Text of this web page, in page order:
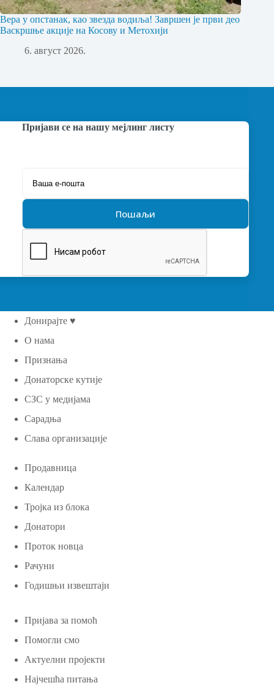
Вера у опстанак, као звезда водиља! Завршен је први део
Васкршње акције на Косову и Метохији
6. август 2026.
Пријави се на нашу мејлинг листу
Донирајте ♥
О нама
Признања
Донаторске кутије
СЗС у медијама
Сарадња
Слава организације
Продавница
Календар
Тројка из блока
Донатори
Проток новца
Рачуни
Годишњи извештаји
Пријава за помоћ
Помогли смо
Актуелни пројекти
Најчешћа питања